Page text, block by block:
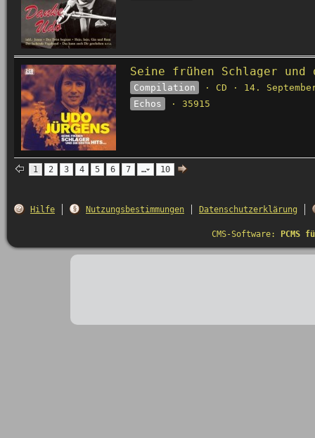
Seine frühen Schlager
Compilation
· CD · 14.
Echos
· 35915
1 2 3 4 5 6 7 … 10
Hilfe Nutzungsbestimmungen Datenschutzerklärung
CMS-Software: PCMS